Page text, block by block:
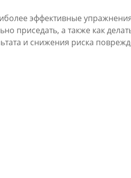
эффективные
приседать, а также как
и снижения риска